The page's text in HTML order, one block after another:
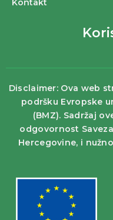
Kontakt
Disclaimer: Ova web
podršku Evropske
(BMZ). Sadržaj
odgovornost
Hercegovine, i